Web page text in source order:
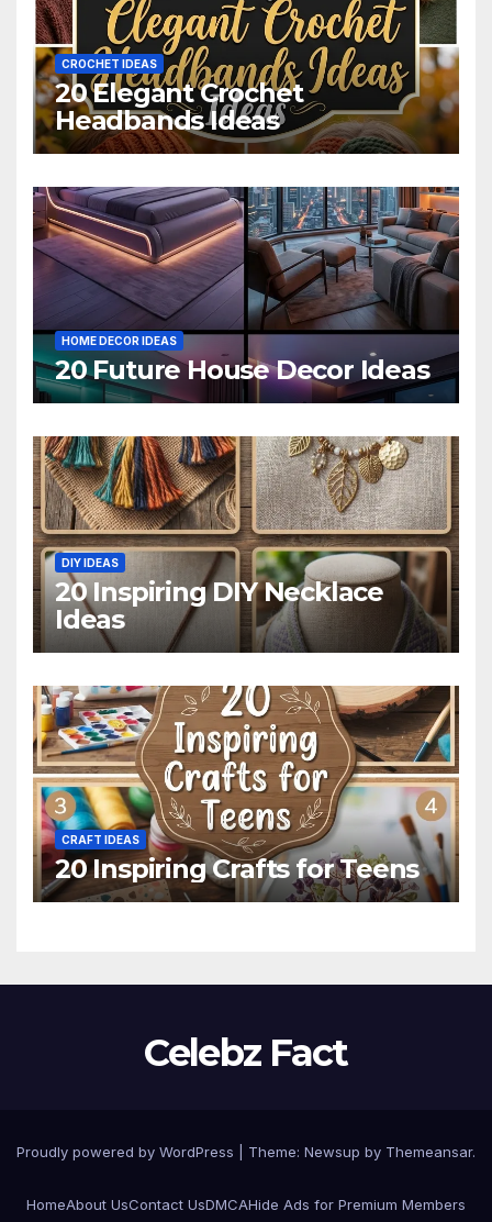
CROCHET IDEAS
20 Elegant Crochet
Headbands Ideas
HOME DECOR IDEAS
20 Future House Decor Ideas
DIY IDEAS
20 Inspiring DIY Necklace
Ideas
CRAFT IDEAS
20 Inspiring Crafts for Teens
Celebz Fact
Proudly powered by WordPress Theme: Newsup by Themeansar.
HomeAbout UsContact UsDMCAHide Ads for Premium Members